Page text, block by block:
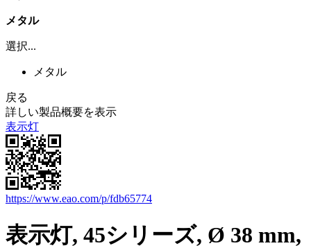
メタル
選択...
メタル
戻る
詳しい製品概要を表示
表示灯
https://www.eao.com/p/fdb65774
表示灯, 45シリーズ, Ø 38 mm,